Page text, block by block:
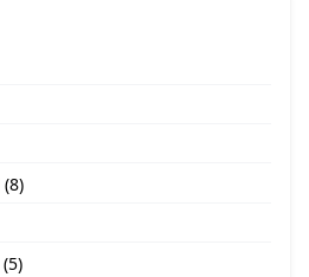
(8)
(5)